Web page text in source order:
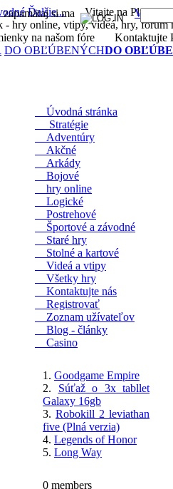
zapamätaj si ma Vytvoriť
Ďalšie... Vitajte na Plushry.sk
online, vtipy, videá, hry, forum
na našom fóre
Kontaktujte
DO OBĽÚBENÝCHDO
Úvodná stránka
Stratégie
Adventúry
Akčné
Arkády
Bojové
hry online
Logické
Postrehové
Športové a závodné
Staré hry
Stolné a kartové
Videá a vtipy
Všetky hry
Kontaktujte nás
Registrovať
Zoznam užívateľov
Blog - články
Casino
1. Goodgame Empire
2. Súťaž o 3x tabllet
Galaxy 16gb
3. Robokill 2 leviathan
five (Plná verzia)
4. Legends of Honor
5. Long Way
0 members